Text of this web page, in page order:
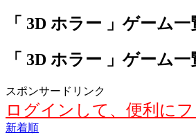
「 3D ホラー 」ゲーム
「 3D ホラー 」ゲーム
スポンサードリンク
ログインして、便利に
新着順